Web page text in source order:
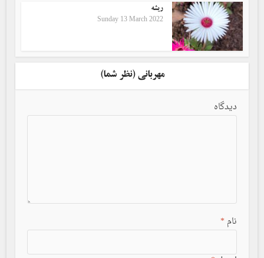
ریشه
Sunday 13 March 2022
مهربانی (نظر شما)
دیدگاه
نام*